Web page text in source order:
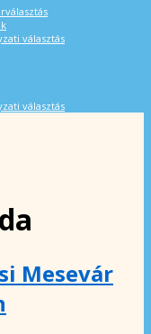
választás
választás
Mesevár